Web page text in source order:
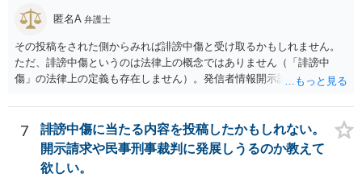
（例えば弁護団事件でマスコミ等へ公表する必要があるケース等）で
は、口外禁止の範囲を特定・限定する等の工夫をすることがあります
が、個人間の紛争で、合意後もみだりに紛争情報を口外することそれ
自体が異常事態であって、相手方への抑止効果として口外禁止条項を
設定しておく方が望ましい場合が多いと思われます（上記のとおり、
口外禁止条項は、違反した際の違約金条項とワンセットにすることで
効果を発揮するといえます）。
匿名A 弁護士
その投稿をされた側からみれば誹謗中傷と受け取るかもしれません。
ただ、誹謗中傷というのは法律上の概念ではありません（「誹謗中
傷」の法律上の定義も存在しません）。発信者情報開示請求は権利侵
認められるわけではありません。 ご質問に書かれている投稿内容だけ
では、相手にとって不愉快かもしれませんが当然に権利侵害に該当す
るとは言い難く、発信者情報開示請求は認められない事案が多いと思
われますが、実際の投稿内容を確認しなければ正確な回答は難しいの
で、ご不安であれば、弁護士へ直接相談して見通しを聞いてみればよ
7
誹謗中傷に当たる内容を投稿したかもしれない。
開示請求や民事刑事裁判に発展しうるのか教えて
欲しい。